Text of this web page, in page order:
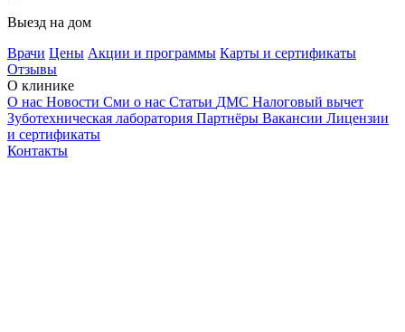
Выезд на дом
Врачи Цены Акции и программы Карты и сертификаты
Отзывы
О клинике
О нас Новости Сми о нас Статьи ДМС Налоговый вычет
Зуботехническая лаборатория Партнёры Вакансии Лицензии
и сертификаты
Контакты